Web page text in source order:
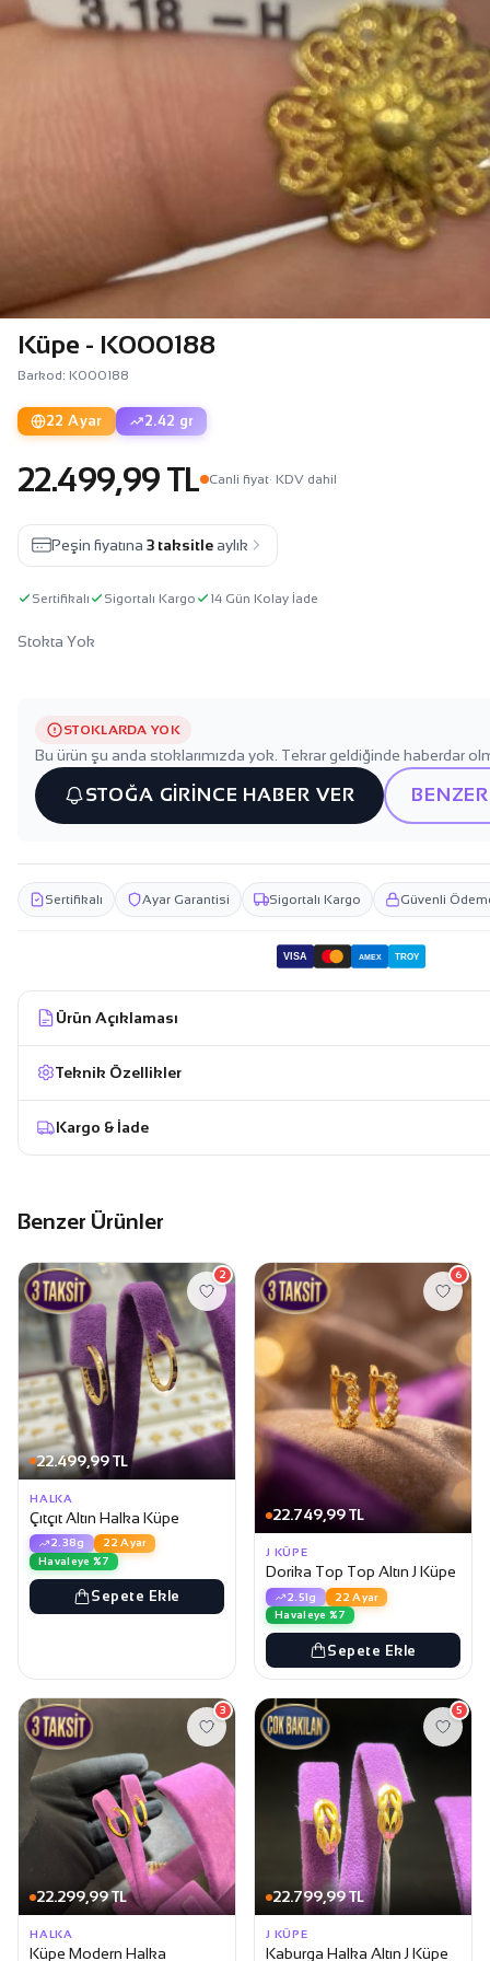
Küpe - K000188
Barkod: K000188
22 Ayar 2.42 gr
22.499,99 TL Canli fiyat· KDV dahil
Peşin fiyatına 3 taksitle aylık
Sertifikalı Sigortalı Kargo 14 Gün Kolay İade
Stokta Yok
STOKLARDA YOK
Bu ürün şu anda stoklarımızda yok. Tekrar geldiğinde haberdar
STOĞA GİRİNCE HABER VER
Sertifikalı Ayar Garantisi Sigortalı Kargo Güvenli
VISA AMEX TROY
Ürün Açıklaması
Teknik Özellikler
Kargo & İade
Benzer Ürünler
22.499,99 TL
2
HALKA
Çıtçıt Altın Halka Küpe
2.38g
22 Ayar
Havaleye %7
Sepete Ekle
22.749,99 TL
6
J KÜPE
Dorika Top Top Altın J Küpe
2.51g
22 Ayar
Havaleye %7
Sepete Ekle
22.299,99 TL
3
HALKA
Küpe Modern Halka
22.799,99 TL
5
J KÜPE
Kaburga Halka Altın J Küpe